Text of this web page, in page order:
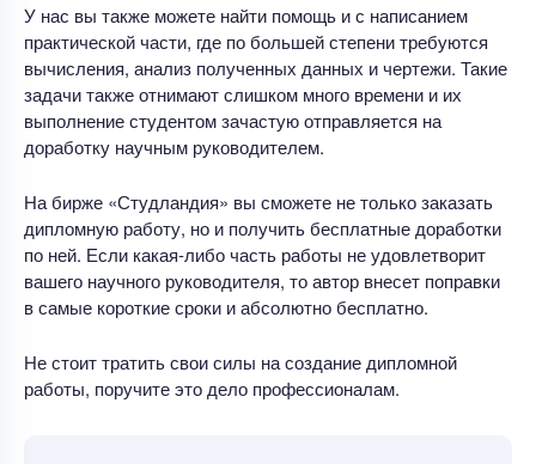
У нас вы также можете найти помощь и с написанием
практической части, где по большей степени требуются
вычисления, анализ полученных данных и чертежи. Такие
задачи также отнимают слишком много времени и их
выполнение студентом зачастую отправляется на
доработку научным руководителем.
На бирже «Студландия» вы сможете не только заказать
дипломную работу, но и получить бесплатные доработки
по ней. Если какая-либо часть работы не удовлетворит
вашего научного руководителя, то автор внесет поправки
в самые короткие сроки и абсолютно бесплатно.
Не стоит тратить свои силы на создание дипломной
работы, поручите это дело профессионалам.